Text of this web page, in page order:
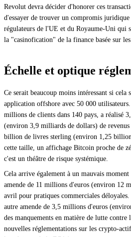
Revolut devra décider d'honorer ces
d'essayer de trouver un compromis
régulateurs de l'UE et du Royaume-Uni qui
la "casinofication" de la finance basée sur
Échelle et optique
Ce serait beaucoup moins intéressant si
application offshore avec 50 000
millions de clients dans 140 pays, a réalisé
(environ 3,9 milliards de dollars) de
billion de livres sterling (environ 1,25
cette taille, un affichage Bitcoin proche de
c'est un théâtre de risque systémique.
Cela arrive également à un mauvais
amende de 11 millions d'euros (environ 12
avril pour pratiques commerciales
autre amende de 3,5 millions d'euros
des manquements en matière de lutte
nouvelles réglementations sur les crypto-